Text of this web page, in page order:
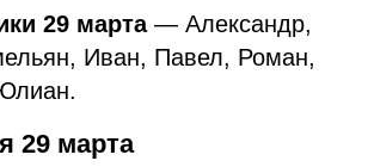
29 марта — Александр,
Иван, Павел, Роман,
29 марта